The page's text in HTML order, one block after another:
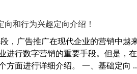
和行为兴趣定向介绍！
，广告推广在现代企业的营销中
进行数字营销的重要手段。但是，
方面进行详细介绍。 一、基础定向